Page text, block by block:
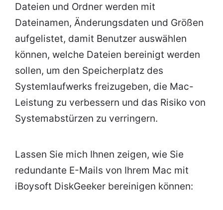
Dateien und Ordner werden mit
Dateinamen, Änderungsdaten und Größen
aufgelistet, damit Benutzer auswählen
können, welche Dateien bereinigt werden
sollen, um den Speicherplatz des
Systemlaufwerks freizugeben, die Mac-
Leistung zu verbessern und das Risiko von
Systemabstürzen zu verringern.
Lassen Sie mich Ihnen zeigen, wie Sie
redundante E-Mails von Ihrem Mac mit
iBoysoft DiskGeeker bereinigen können: